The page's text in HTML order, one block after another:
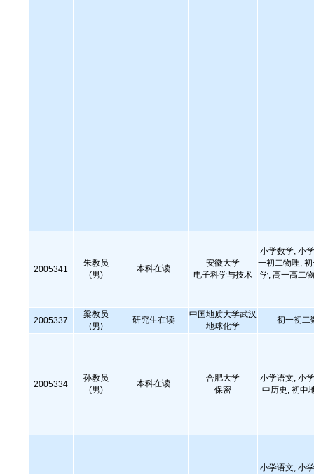
2005341
朱教员
(男)
本科在读
安徽大学
电子科学与技术
小学数学, 小
一初二物理,
学, 高一高二
2005337
梁教员
(男)
研究生在读
中国地质大学武汉
地球化学
初一初二
2005334
孙教员
(男)
本科在读
合肥大学
保密
小学语文, 小
中历史, 初中
小学语文, 小